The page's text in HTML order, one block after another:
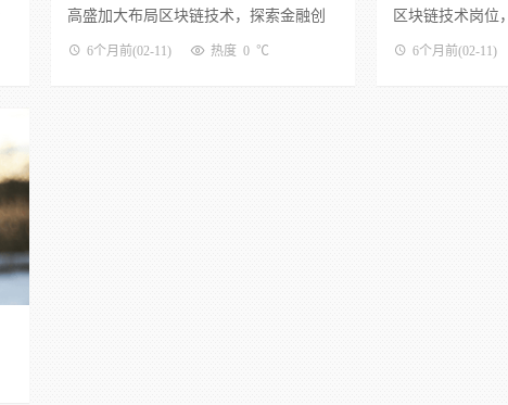
高盛加大布局区块链技术，探索金融创
6个月前(02-11) 热度 0 ℃
区块链技术岗位
6个月前(02-11)